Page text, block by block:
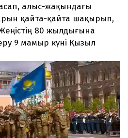
жіберіледі. Тек email
жібереміз.
алыс-жақындағы
қайта-қайта шақырып,
80 жылдығына
9 мамыр күні Қызыл